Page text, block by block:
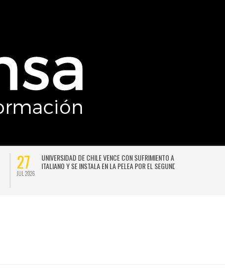
27
JUL 2026
UNIVERSIDAD DE CHILE VENCE CON SUFRIMIENTO A AUDAX
ITALIANO Y SE INSTALA EN LA PELEA POR EL SEGUNDO LUGAR